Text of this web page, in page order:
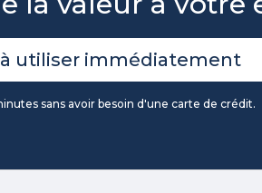
utiliser immédiatement
sans avoir besoin d'une carte de crédit.